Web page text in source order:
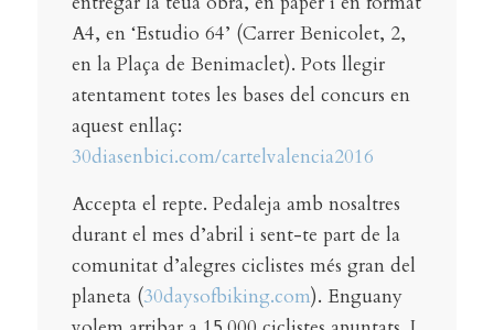
A4, en ‘Estudio 64’ (Carrer Benicolet, 2,
en la Plaça de Benimaclet). Pots llegir
atentament totes les bases del concurs en
aquest enllaç:
30diasenbici.com/cartelvalencia2016
Accepta el repte. Pedaleja amb nosaltres
durant el mes d’abril i sent-te part de la
comunitat d’alegres ciclistes més gran del
planeta (30daysofbiking.com). Enguany